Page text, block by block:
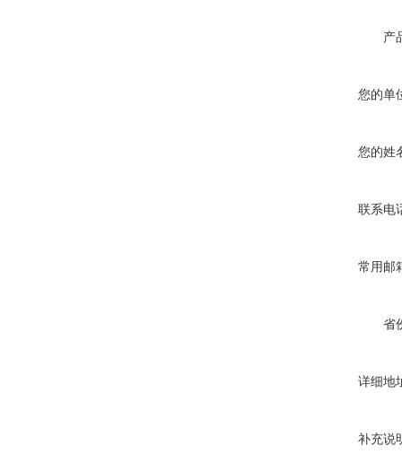
产
您的单
您的姓
联系电
常用邮
省
详细地
补充说